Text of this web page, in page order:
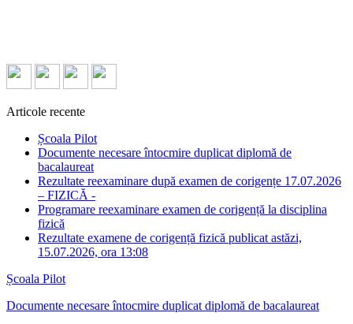
Articole recente
Școala Pilot
Documente necesare întocmire duplicat diplomă de
bacalaureat
Rezultate reexaminare după examen de corigențe 17.07.2026
– FIZICĂ -
Programare reexaminare examen de corigență la disciplina
fizică
Rezultate examene de corigență fizică publicat astăzi,
15.07.2026, ora 13:08
Școala Pilot
Documente necesare întocmire duplicat diplomă de bacalaureat